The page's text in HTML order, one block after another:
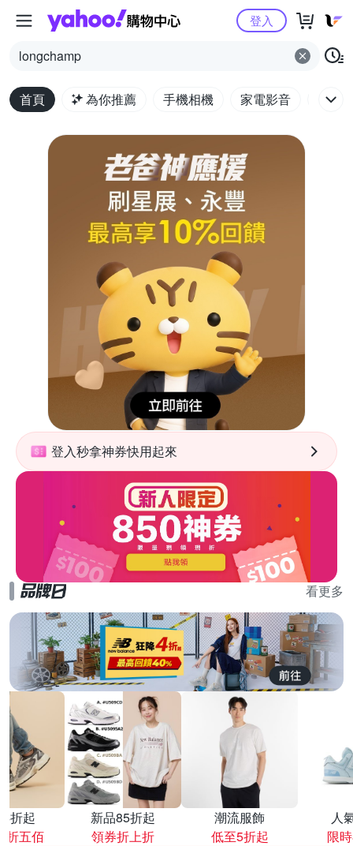
Yahoo購物中心
longchamp
登入
首頁 為你推薦 手機相機 家電影音 電腦
登入秒拿神券快用起來
看更多
折起
折五佰
新品85折起
領券折上折
潮流服飾
低至5折起
人
限